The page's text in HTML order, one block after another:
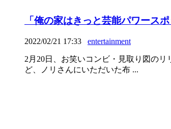
「俺の家はきっと芸能パワース
2022/02/21 17:33 entertainment
2月20日、お笑いコンビ・見取り図の
ど、ノリさんにいただいた布 ...